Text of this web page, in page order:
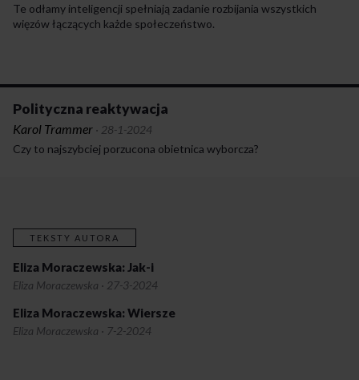
Te odłamy inteligencji spełniają zadanie rozbijania wszystkich
więzów łączących każde społeczeństwo.
Polityczna reaktywacja
Karol Trammer · 28-1-2024
Czy to najszybciej porzucona obietnica wyborcza?
TEKSTY AUTORA
Eliza Moraczewska: Jak-i
Eliza Moraczewska · 27-3-2024
Eliza Moraczewska: Wiersze
Eliza Moraczewska · 7-2-2024